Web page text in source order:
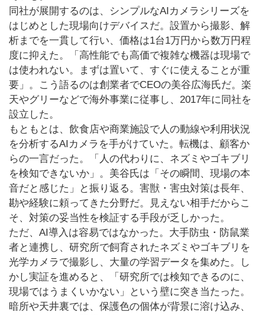
同社が展開するのは、シンプルなAIカメラシリーズを
はじめとした現場向けデバイスだ。設置から撮影、解
析までを一貫して行い、価格は1台1万円から数万円程
度に抑えた。「高性能でも高価で複雑な機器は現場で
は使われない。まずは置いて、すぐに使えることが重
要」。こう語るのは創業者でCEOの美谷広海氏だ。楽
天やグリーなどで海外事業に従事し、2017年に同社を
設立した。
もともとは、飲食店や商業施設で人の動線や利用状況
を分析するAIカメラを手がけていた。転機は、顧客か
らの一言だった。「人の代わりに、ネズミやゴキブリ
を検知できないか」。美谷氏は「その瞬間、現場の本
音だと感じた」と振り返る。害獣・害虫対策は長年、
勘や経験に頼ってきた分野だ。見えない相手だからこ
そ、対策の妥当性を検証する手段が乏しかった。
ただ、AI導入は容易ではなかった。大手防虫・防鼠業
者と連携し、研究所で飼育されたネズミやゴキブリを
光学カメラで撮影し、大量の学習データを集めた。し
かし実証を進めると、「研究所では検知できるのに、
現場ではうまくいかない」という壁に突き当たった。
暗所や天井裏では、保護色の個体が背景に溶け込み、